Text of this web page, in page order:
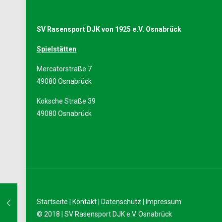
SV Rasensport DJK von 1925 e.V. Osnabrück
Spielstätten
Mercatorstraße 7
49080 Osnabrück
Koksche Straße 39
49080 Osnabrück
Startseite Kontakt Datenschutz
Impressum
© 2018 | SV Rasensport DJK e.V. Osnabrück